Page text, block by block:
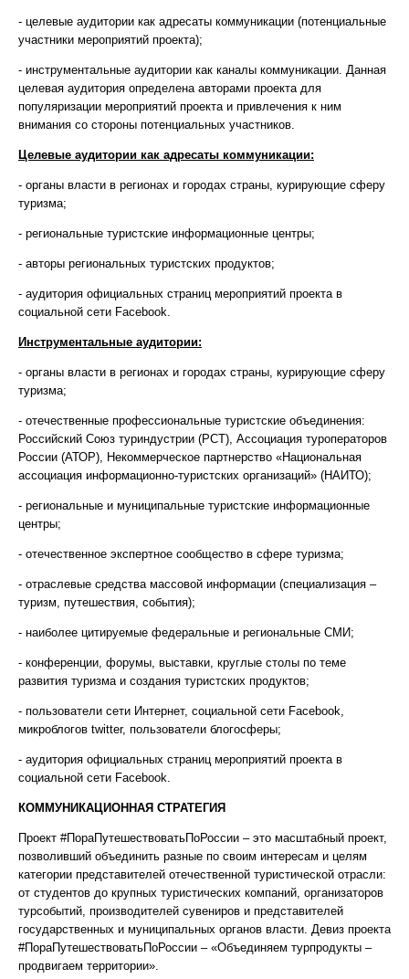
- целевые аудитории как адресаты коммуникации (потенциальные
участники мероприятий проекта);
- инструментальные аудитории как каналы коммуникации. Данная
целевая аудитория определена авторами проекта для
популяризации мероприятий проекта и привлечения к ним
внимания со стороны потенциальных участников.
Целевые аудитории как адресаты коммуникации:
- органы власти в регионах и городах страны, курирующие сферу
туризма;
- региональные туристские информационные центры;
- авторы региональных туристских продуктов;
- аудитория официальных страниц мероприятий проекта в
социальной сети Facebook.
Инструментальные аудитории:
- органы власти в регионах и городах страны, курирующие сферу
туризма;
- отечественные профессиональные туристские объединения:
Российский Союз туриндустрии (РСТ), Ассоциация туроператоров
России (АТОР), Некоммерческое партнерство «Национальная
ассоциация информационно-туристских организаций» (НАИТО);
- региональные и муниципальные туристские информационные
центры;
- отечественное экспертное сообщество в сфере туризма;
- отраслевые средства массовой информации (специализация –
туризм, путешествия, события);
- наиболее цитируемые федеральные и региональные СМИ;
- конференции, форумы, выставки, круглые столы по теме
развития туризма и создания туристских продуктов;
- пользователи сети Интернет, социальной сети Facebook,
микроблогов twitter, пользователи блогосферы;
- аудитория официальных страниц мероприятий проекта в
социальной сети Facebook.
КОММУНИКАЦИОННАЯ СТРАТЕГИЯ
Проект #ПораПутешествоватьПоРоссии – это масштабный проект,
позволивший объединить разные по своим интересам и целям
категории представителей отечественной туристической отрасли:
от студентов до крупных туристических компаний, организаторов
турсобытий, производителей сувениров и представителей
государственных и муниципальных органов власти. Девиз проекта
#ПораПутешествоватьПоРоссии – «Объединяем турпродукты –
продвигаем территории».